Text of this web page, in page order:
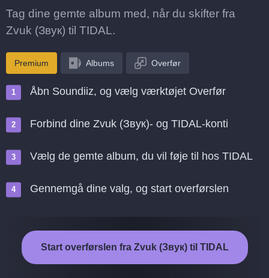
Tag dine gemte album med, når du skifter fra
Zvuk (Звук) til TIDAL.
Premium Albums Overfør
Åbn Soundiiz, og vælg værktøjet Overfør
Forbind dine Zvuk (Звук)- og TIDAL-konti
Vælg de gemte album, du vil føje til hos TIDAL
Gennemgå dine valg, og start overførslen
Start overførslen fra Zvuk (Звук) til TIDAL